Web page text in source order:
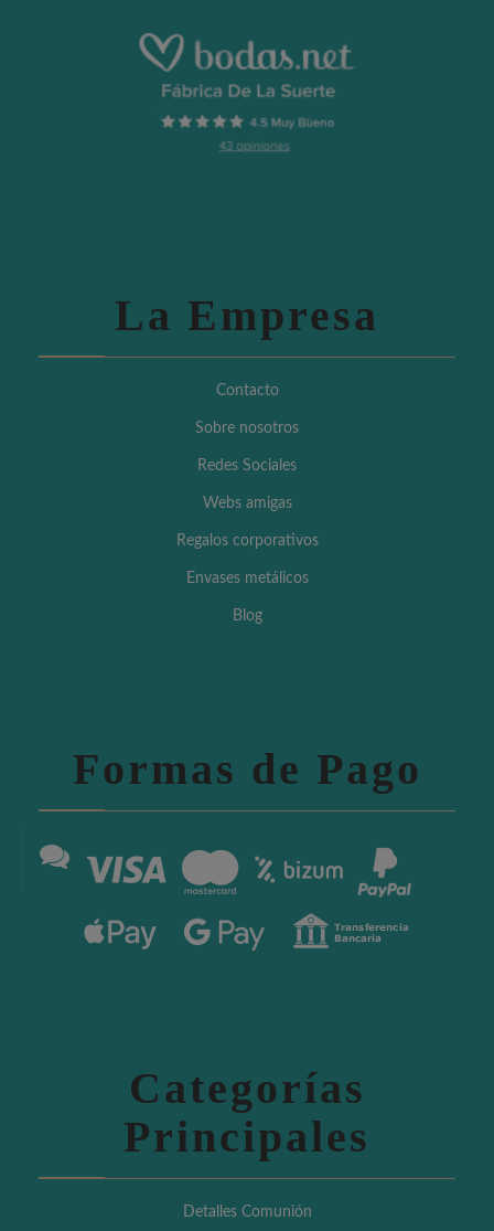
La Empresa
Contacto
Sobre nosotros
Redes Sociales
Webs amigas
Regalos corporativos
Envases metálicos
Blog
Formas de Pago
Categorías
Principales
Detalles Comunión